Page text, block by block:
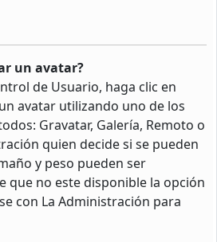
un avatar?
de Usuario, haga clic en
avatar utilizando uno de los
Gravatar, Galería, Remoto o
quien decide si se pueden
y peso pueden ser
que no este disponible la opción
con La Administración para